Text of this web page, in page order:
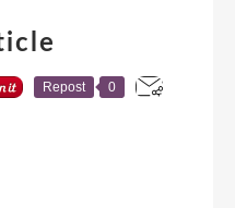
Repost 0